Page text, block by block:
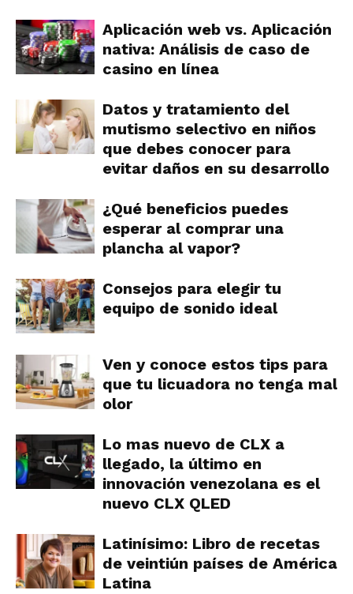
Aplicación web vs. Aplicación
nativa: Análisis de caso de
casino en línea
Datos y tratamiento del
mutismo selectivo en niños
que debes conocer para
evitar daños en su desarrollo
¿Qué beneficios puedes
esperar al comprar una
plancha al vapor?
Consejos para elegir tu
equipo de sonido ideal
Ven y conoce estos tips para
que tu licuadora no tenga mal
olor
Lo mas nuevo de CLX a
llegado, la último en
innovación venezolana es el
nuevo CLX QLED
Latinísimo: Libro de recetas
de veintiún países de América
Latina